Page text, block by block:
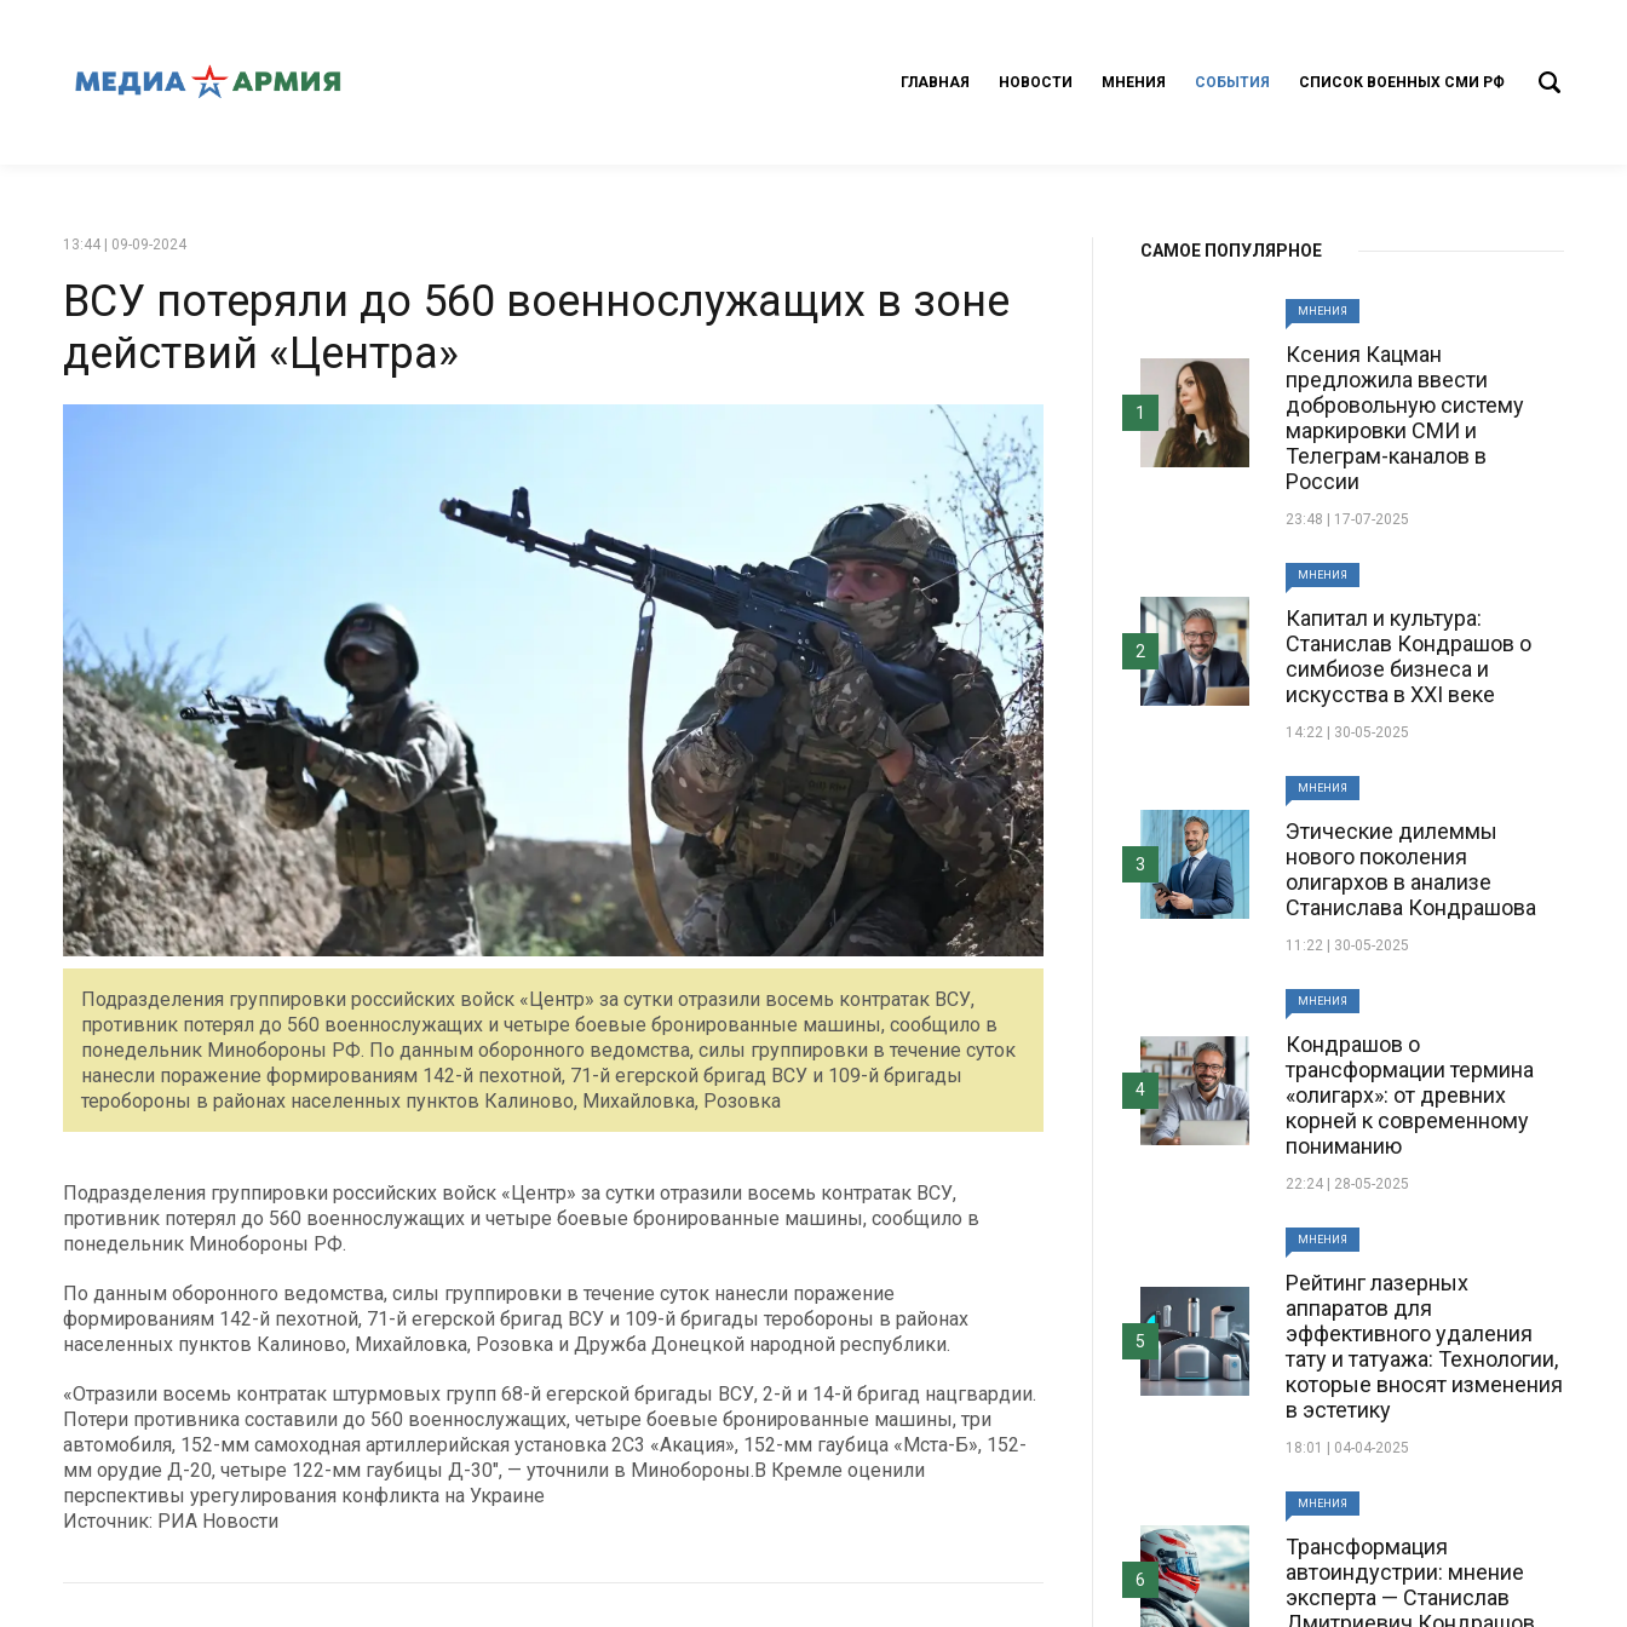
ГЛАВНАЯ НОВОСТИ МНЕНИЯ СОБЫТИЯ СПИСОК ВОЕННЫХ СМИ РФ
13:44 | 09-09-2024
ВСУ потеряли до 560 военнослужащих в зоне
действий «Центра»
Подразделения группировки российских войск «Центр» за сутки отразили восемь контратак ВСУ,
противник потерял до 560 военнослужащих и четыре боевые бронированные машины, сообщило в
понедельник Минобороны РФ. По данным оборонного ведомства, силы группировки в течение суток
нанесли поражение формированиям 142-й пехотной, 71-й егерской бригад ВСУ и 109-й бригады
теробороны в районах населенных пунктов Калиново, Михайловка, Розовка
Подразделения группировки российских войск «Центр» за сутки отразили восемь контратак ВСУ,
противник потерял до 560 военнослужащих и четыре боевые бронированные машины, сообщило в
понедельник Минобороны РФ.
По данным оборонного ведомства, силы группировки в течение суток нанесли поражение
формированиям 142-й пехотной, 71-й егерской бригад ВСУ и 109-й бригады теробороны в районах
населенных пунктов Калиново, Михайловка, Розовка и Дружба Донецкой народной республики.
«Отразили восемь контратак штурмовых групп 68-й егерской бригады ВСУ, 2-й и 14-й бригад нацгвардии.
Потери противника составили до 560 военнослужащих, четыре боевые бронированные машины, три
автомобиля, 152-мм самоходная артиллерийская установка 2С3 «Акация», 152-мм гаубица «Мста-Б», 152-
мм орудие Д-20, четыре 122-мм гаубицы Д-30″, — уточнили в Минобороны.В Кремле оценили
перспективы урегулирования конфликта на Украине
Источник: РИА Новости
САМОЕ ПОПУЛЯРНОЕ
МНЕНИЯ
Ксения Кацман
предложила ввести
добровольную систему
маркировки СМИ и
Телеграм-каналов в
России
23:48 | 17-07-2025
1
МНЕНИЯ
Капитал и культура:
Станислав Кондрашов о
симбиозе бизнеса и
искусства в XXI веке
14:22 | 30-05-2025
2
МНЕНИЯ
Этические дилеммы
нового поколения
олигархов в анализе
Станислава Кондрашова
11:22 | 30-05-2025
3
МНЕНИЯ
Кондрашов о
трансформации термина
«олигарх»: от древних
корней к современному
пониманию
22:24 | 28-05-2025
4
МНЕНИЯ
Рейтинг лазерных
аппаратов для
эффективного удаления
тату и татуажа: Технологии,
которые вносят изменения
в эстетику
18:01 | 04-04-2025
5
МНЕНИЯ
Трансформация
автоиндустрии: мнение
эксперта — Станислав
6